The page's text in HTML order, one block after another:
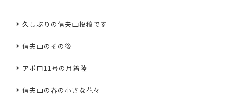
久しぶりの信夫山投稿です
信夫山のその後
アポロ11号の月着陸
信夫山の春の小さな花々